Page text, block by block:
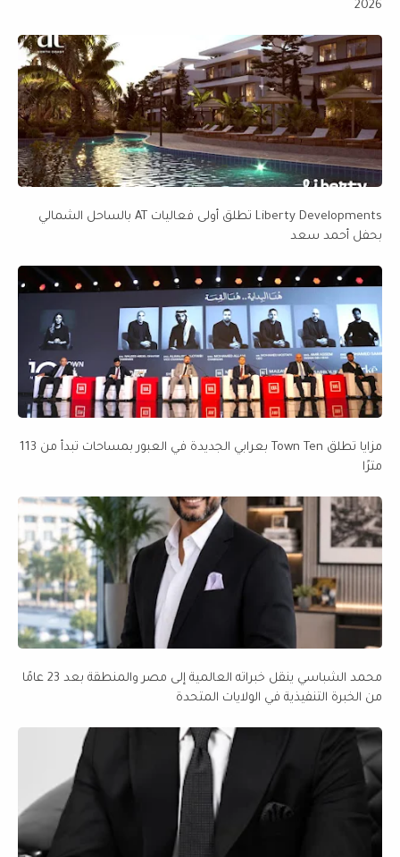
2026
Liberty Developments تطلق أولى فعاليات AT بالساحل الشمالي
بحفل أحمد سعد
مزايا تطلق Town Ten بعرابي الجديدة في العبور بمساحات تبدأ من 113
مترًا
محمد الشباسي ينقل خبراته العالمية إلى مصر والمنطقة بعد 23 عامًا
من الخبرة التنفيذية في الولايات المتحدة